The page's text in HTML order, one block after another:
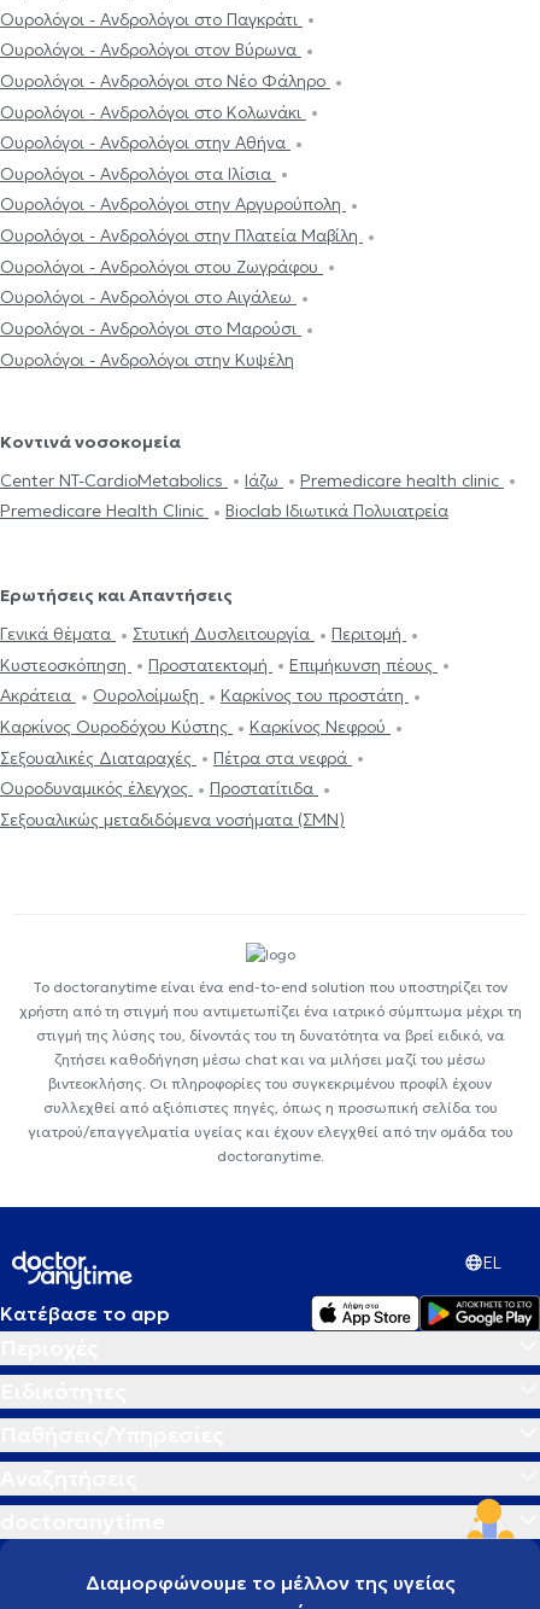
Ουρολόγοι - Ανδρολόγοι στο Παγκράτι
Ουρολόγοι - Ανδρολόγοι στον Βύρωνα
Ουρολόγοι - Ανδρολόγοι στο Νέο Φάληρο
Ουρολόγοι - Ανδρολόγοι στο Κολωνάκι
Ουρολόγοι - Ανδρολόγοι στην Αθήνα
Ουρολόγοι - Ανδρολόγοι στα Ιλίσια
Ουρολόγοι - Ανδρολόγοι στην Αργυρούπολη
Ουρολόγοι - Ανδρολόγοι στην Πλατεία Μαβίλη
Ουρολόγοι - Ανδρολόγοι στου Ζωγράφου
Ουρολόγοι - Ανδρολόγοι στο Αιγάλεω
Ουρολόγοι - Ανδρολόγοι στο Μαρούσι
Ουρολόγοι - Ανδρολόγοι στην Κυψέλη
Κοντινά νοσοκομεία
Center NT-CardioMetabolics
Ιάζω
Premedicare health clinic
Premedicare Health Clinic
Bioclab Ιδιωτικά Πολυιατρεία
Ερωτήσεις και Απαντήσεις
Γενικά θέματα
Στυτική Δυσλειτουργία
Περιτομή
Κυστεοσκόπηση
Προστατεκτομή
Επιμήκυνση πέους
Ακράτεια
Ουρολοίμωξη
Καρκίνος του προστάτη
Καρκίνος Ουροδόχου Κύστης
Καρκίνος Νεφρού
Σεξουαλικές Διαταραχές
Πέτρα στα νεφρά
Ουροδυναμικός έλεγχος
Προστατίτιδα
Σεξουαλικώς μεταδιδόμενα νοσήματα (ΣΜΝ)
Το doctoranytime είναι ένα end-to-end solution που υποστηρίζει τον
χρήστη από τη στιγμή που αντιμετωπίζει ένα ιατρικό σύμπτωμα μέχρι τη
στιγμή της λύσης του, δίνοντάς του τη δυνατότητα να βρεί ειδικό, να
ζητήσει καθοδήγηση μέσω chat και να μιλήσει μαζί του μέσω
βιντεοκλήσης. Οι πληροφορίες του συγκεκριμένου προφίλ έχουν
συλλεχθεί από αξιόπιστες πηγές, όπως η προσωπική σελίδα του
γιατρού/επαγγελματία υγείας και έχουν ελεγχθεί από την ομάδα του
doctoranytime.
EL
Κατέβασε το app
Διαμορφώνουμε το μέλλον της υγείας